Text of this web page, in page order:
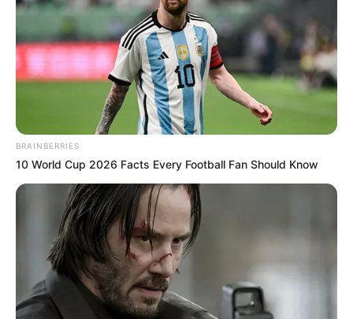
BRAINBERRIES
10 World Cup 2026 Facts Every Football Fan Should Know